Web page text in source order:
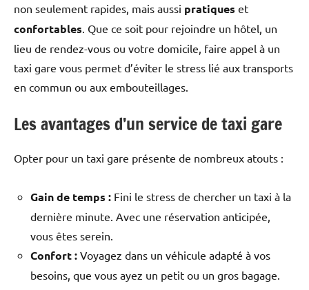
non seulement rapides, mais aussi pratiques et
confortables . Que ce soit pour rejoindre un hôtel, un
lieu de rendez-vous ou votre domicile, faire appel à un
taxi gare vous permet d’éviter le stress lié aux transports
en commun ou aux embouteillages.
Les avantages d’un service de taxi gare
Opter pour un taxi gare présente de nombreux atouts :
Gain de temps : Fini le stress de chercher un taxi à la
dernière minute. Avec une réservation anticipée,
vous êtes serein.
Confort : Voyagez dans un véhicule adapté à vos
besoins, que vous ayez un petit ou un gros bagage.